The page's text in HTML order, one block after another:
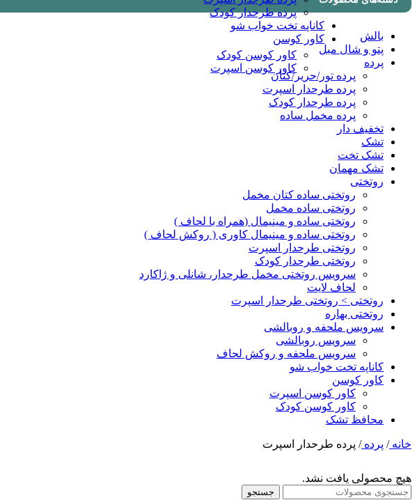
پرده طرحدار کودک
کاناپه تخت خواب شو
کاور کوسن
کاور کوسن کودک
کاور کوسن اسپرت
بالش
پتو و شال مبل
پرده
پرده تور/حریر/کتان
پرده طرحدار اسپرت
پرده طرحدار کودک
پرده مخمل ساده
تخفیف دار
تشک
تشک تخت
تشک مهمان
روتختی
روتختی ساده کتان مخمل
روتختی ساده مخمل
روتختی ساده و مینیمال (همراه با لحاف )
روتختی ساده و مینیمال کاوری ( روکش لحاف )
روتختی طرحدار اسپرت
روتختی طرحدار کودک
سرویس روتختی مخمل طرحدار، شانلی و ژاکارد
لحاف لایت
روتختی > روتختی طرحدار اسپرت
روتختی بهاره
سرویس ملحفه و روبالشی
سرویس روبالشی
سرویس ملحفه و روکش لحاف
کاناپه تخت خواب شو
کاور کوسن
کاور کوسن اسپرت
کاور کوسن کودک
محافظ تشک
خانه/ پرده/ پرده طرحدار اسپرت
هیچ محصولی یافت نشد.
جستجو